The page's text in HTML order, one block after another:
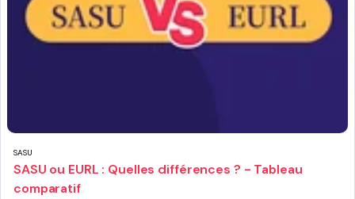
SASU
SASU ou EURL : Quelles différences ? - Tableau
comparatif